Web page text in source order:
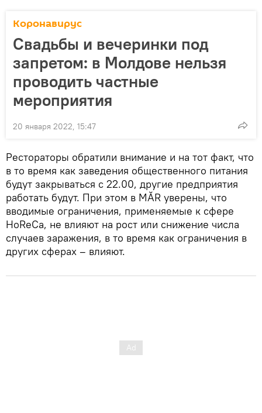
Коронавирус
Свадьбы и вечеринки под
запретом: в Молдове нельзя
проводить частные
мероприятия
20 января 2022, 15:47
Рестораторы обратили внимание и на тот факт, что
в то время как заведения общественного питания
будут закрываться с 22.00, другие предприятия
работать будут. При этом в MĂR уверены, что
вводимые ограничения, применяемые к сфере
HoReCa, не влияют на рост или снижение числа
случаев заражения, в то время как ограничения в
других сферах – влияют.